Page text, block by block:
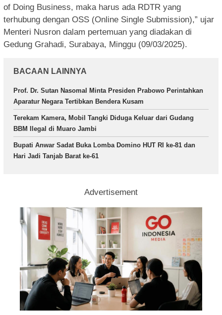
of Doing Business, maka harus ada RDTR yang
terhubung dengan OSS (Online Single Submission),” ujar
Menteri Nusron dalam pertemuan yang diadakan di
Gedung Grahadi, Surabaya, Minggu (09/03/2025).
BACAAN LAINNYA
Prof. Dr. Sutan Nasomal Minta Presiden Prabowo Perintahkan
Aparatur Negara Tertibkan Bendera Kusam
Terekam Kamera, Mobil Tangki Diduga Keluar dari Gudang
BBM Ilegal di Muaro Jambi
Bupati Anwar Sadat Buka Lomba Domino HUT RI ke-81 dan
Hari Jadi Tanjab Barat ke-61
Advertisement